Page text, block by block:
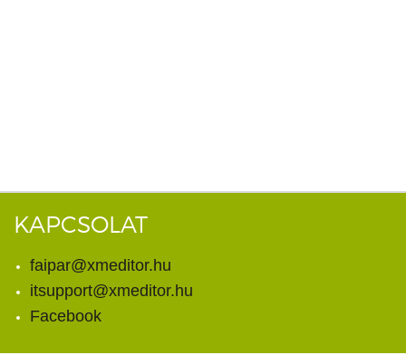
KAPCSOLAT
faipar@xmeditor.hu
itsupport@xmeditor.hu
Facebook